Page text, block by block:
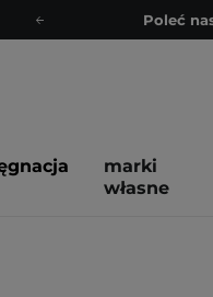
Poleć
Poleć
marki
własne